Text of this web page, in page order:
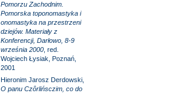
Pomorzu Zachodnim.
Pomorska toponomastyka i
onomastyka na przestrzeni
dziejów. Materiały z
Konferencji, Darłowo, 8-9
września 2000, red.
Wojciech Łysiak, Poznań,
2001
Hieronim Jarosz Derdowski,
O panu Czôrlińsczim, co do